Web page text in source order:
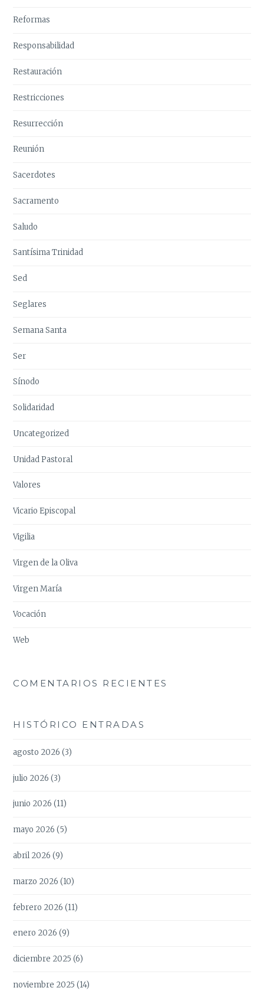
Reformas
Responsabilidad
Restauración
Restricciones
Resurrección
Reunión
Sacerdotes
Sacramento
Saludo
Santísima Trinidad
Sed
Seglares
Semana Santa
Ser
Sínodo
Solidaridad
Uncategorized
Unidad Pastoral
Valores
Vicario Episcopal
Vigilia
Virgen de la Oliva
Virgen María
Vocación
Web
COMENTARIOS RECIENTES
HISTÓRICO ENTRADAS
agosto 2026 (3)
julio 2026 (3)
junio 2026 (11)
mayo 2026 (5)
abril 2026 (9)
marzo 2026 (10)
febrero 2026 (11)
enero 2026 (9)
diciembre 2025 (6)
noviembre 2025 (14)